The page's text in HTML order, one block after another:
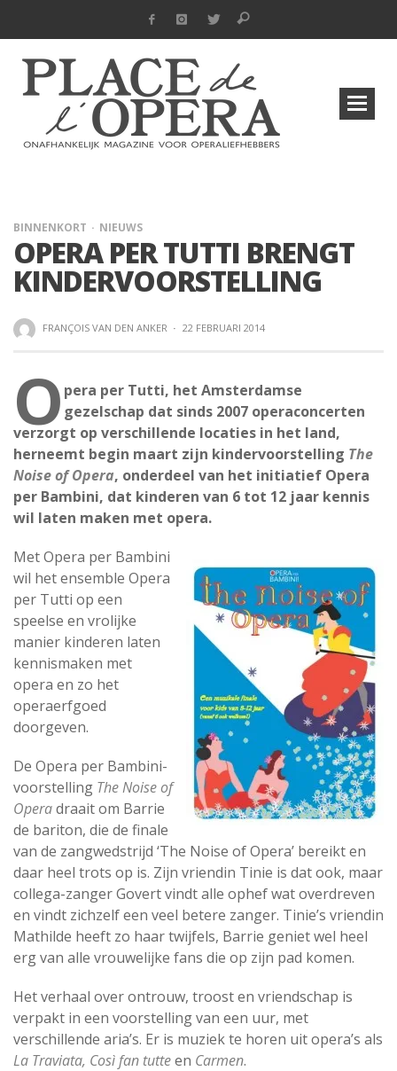
BINNENKORT NIEUWS
OPERA PER TUTTI BRENGT
KINDERVOORSTELLING
FRANÇOIS VAN DEN ANKER · 22 FEBRUARI 2014
O pera per Tutti, het Amsterdamse
gezelschap dat sinds 2007 operaconcerten
verzorgt op verschillende locaties in het land,
herneemt begin maart zijn kindervoorstelling The
Noise of Opera, onderdeel van het initiatief Opera
per Bambini, dat kinderen van 6 tot 12 jaar kennis
wil laten maken met opera.
Met Opera per Bambini
wil het ensemble Opera
per Tutti op een
speelse en vrolijke
manier kinderen laten
kennismaken met
opera en zo het
operaerfgoed
doorgeven.
De Opera per Bambini-
voorstelling The Noise of
Operadraait om Barrie
de bariton, die de finale
van de zangwedstrijd ‘The Noise of Opera’ bereikt en
daar heel trots op is. Zijn vriendin Tinie is dat ook, maar
collega-zanger Govert vindt alle ophef wat overdreven
en vindt zichzelf een veel betere zanger. Tinie’s vriendin
Mathilde heeft zo haar twijfels, Barrie geniet wel heel
erg van alle vrouwelijke fans die op zijn pad komen.
Het verhaal over ontrouw, troost en vriendschap is
verpakt in een voorstelling van een uur, met
verschillende aria’s. Er is muziek te horen uit opera’s als
La Traviata, Così fan tutteen Carmen.